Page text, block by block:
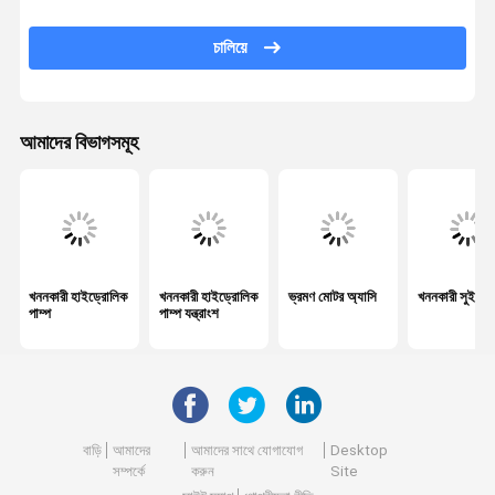
খননকারী নিয়ন্ত্রণ কপাটক
হাইড্রোলিক গিয়ার পাম্প
খননকারী খুচরা যন্ত্রাংশ
খননকারী ত্রাণ ভালভ
চালিয়ে
আমাদের বিভাগসমূহ
খননকারী হাইড্রোলিক
পাম্প
খননকারী হাইড্রোলিক
পাম্প যন্ত্রাংশ
ভ্রমণ মোটর অ্যাসি খননকারী সুইং
বাড়ি
আমাদের
সম্পর্কে
আমাদের সাথে যোগাযোগ
করুন
Desktop
Site